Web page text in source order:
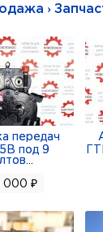
›
передач
под 9
000 ₽